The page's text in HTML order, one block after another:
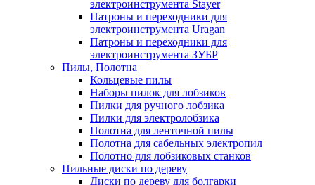
электроинструмента Stayer
Патроны и переходники для
электроинструмента Uragan
Патроны и переходники для
электроинструмента ЗУБР
Пилы, Полотна
Кольцевые пилы
Наборы пилок для лобзиков
Пилки для ручного лобзика
Пилки для электролобзика
Полотна для ленточной пилы
Полотна для сабельных электропил
Полотно для лобзиковых станков
Пильные диски по дереву
Диски по дереву для болгарки